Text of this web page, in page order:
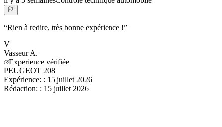
“Rien à redire, très bonne expérience !”
V
Vasseur A.
Experience vérifiée
PEUGEOT 208
Expérience: : 15 juillet 2026
Rédaction: : 15 juillet 2026